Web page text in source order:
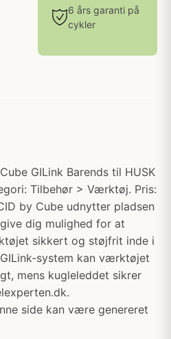
6 års garanti på
cykler
GILink Barends til HUSK
Tilbehør > Værktøj. Pris:
by Cube udnytter pladsen
dig mulighed for at
sikkert og støjfrit inde i
system kan værktøjet
mens kugleleddet sikrer
side kan være genereret